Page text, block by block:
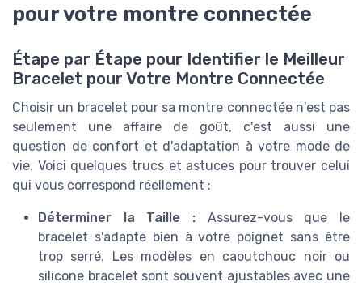
pour votre montre connectée
Étape par Étape pour Identifier le Meilleur
Bracelet pour Votre Montre Connectée
Choisir un bracelet pour sa montre connectée n'est pas
seulement une affaire de goût, c'est aussi une
question de confort et d'adaptation à votre mode de
vie. Voici quelques trucs et astuces pour trouver celui
qui vous correspond réellement :
Déterminer la Taille : Assurez-vous que le
bracelet s'adapte bien à votre poignet sans être
trop serré. Les modèles en caoutchouc noir ou
silicone bracelet sont souvent ajustables avec une